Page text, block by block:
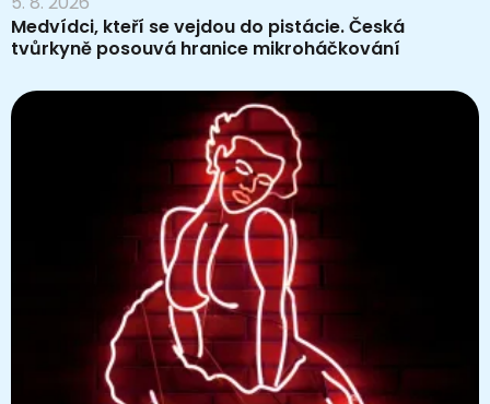
Medvídci, kteří se vejdou do pistácie. Česká
tvůrkyně posouvá hranice mikroháčkování